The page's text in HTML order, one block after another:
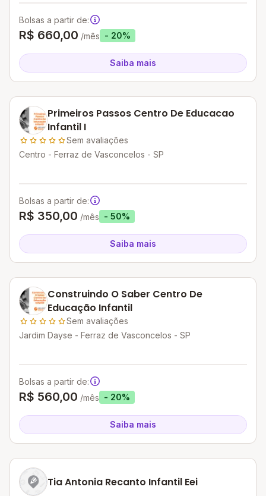
Bolsas a partir de:
R$ 660,00 /mês - 20%
Saiba mais
Primeiros Passos Centro De Educacao
Infantil I
Sem avaliações
Centro - Ferraz de Vasconcelos - SP
Bolsas a partir de:
R$ 350,00 /mês - 50%
Saiba mais
Construindo O Saber Centro De
Educação Infantil
Sem avaliações
Jardim Dayse - Ferraz de Vasconcelos - SP
Bolsas a partir de:
R$ 560,00 /mês - 20%
Saiba mais
Tia Antonia Recanto Infantil Eei